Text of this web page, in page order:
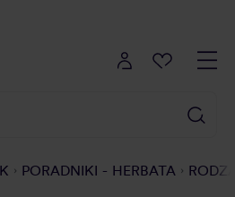
PORADNIKI - HERBATA